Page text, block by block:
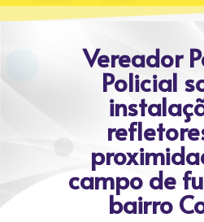
Vereador
Policial
campo de
bairro